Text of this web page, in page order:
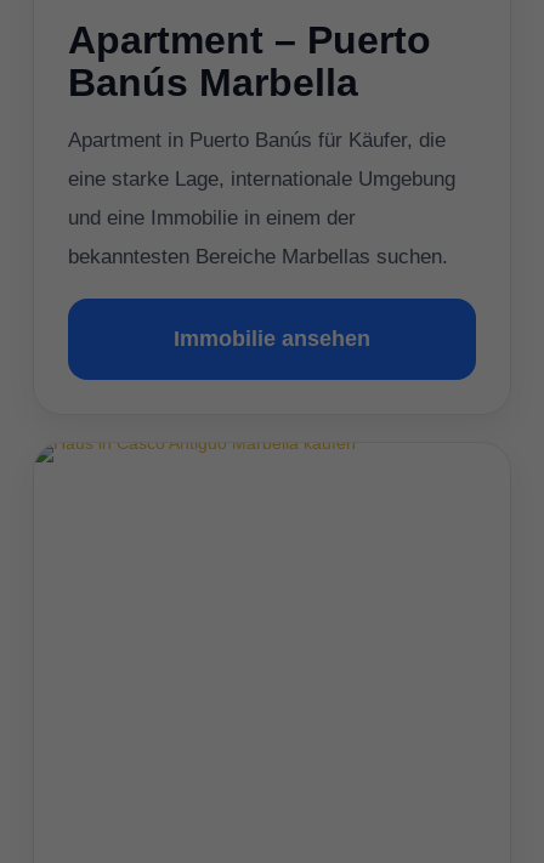
Apartment – Puerto
Banús Marbella
Apartment in Puerto Banús für Käufer, die
eine starke Lage, internationale Umgebung
und eine Immobilie in einem der
bekanntesten Bereiche Marbellas suchen.
Immobilie ansehen